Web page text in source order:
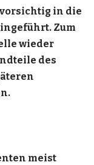
in die
Zum
wieder
des
meist